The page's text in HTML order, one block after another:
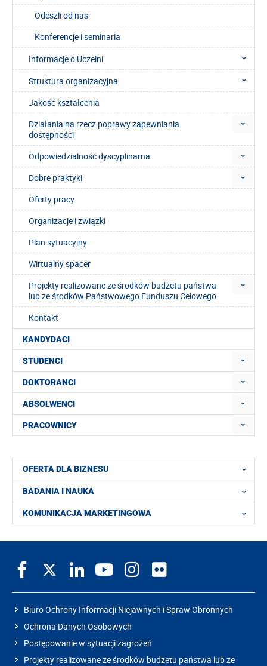
Odeszli od nas
Konferencje i seminaria
Informacje o Uczelni
Struktura organizacyjna
Jakość kształcenia
Działania na rzecz poprawy zapewniania
dostępności
Odpowiedzialność dyscyplinarna
Dobre praktyki
Oferty pracy
Organizacje i związki
Plan sytuacyjny
Wirtualny spacer
Projekty realizowane ze środków budżetu państwa
lub ze środków Państwowego Funduszu Celowego
Kontakt
KANDYDACI
STUDENCI
DOKTORANCI
ABSOLWENCI
PRACOWNICY
OFERTA DLA BIZNESU
BADANIA I NAUKA
KOMUNIKACJA MARKETINGOWA
Biuro Ochrony Informacji Niejawnych i Spraw Obronnych
Ochrona Danych Osobowych
Postępowanie w sytuacji zagrożeń
Projekty realizowane ze środków budżetu państwa lub ze